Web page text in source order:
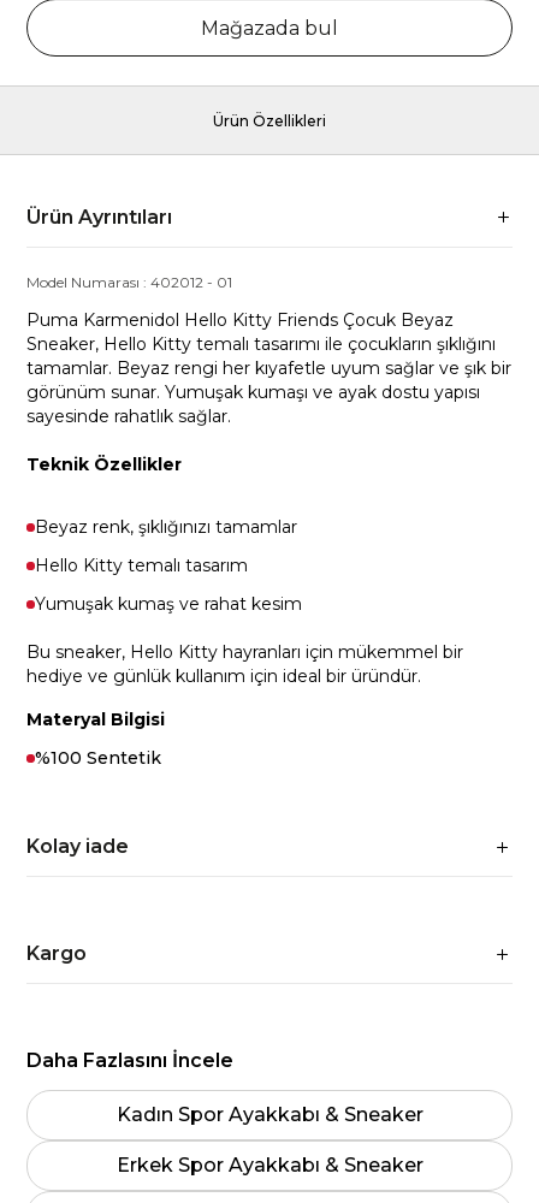
Mağazada bul
Ürün Özellikleri
Ürün Ayrıntıları
Model Numarası :402012 - 01
Puma Karmenidol Hello Kitty Friends Çocuk Beyaz
Sneaker, Hello Kitty temalı tasarımı ile çocukların şıklığını
tamamlar. Beyaz rengi her kıyafetle uyum sağlar ve şık bir
görünüm sunar. Yumuşak kumaşı ve ayak dostu yapısı
sayesinde rahatlık sağlar.
Teknik Özellikler
Beyaz renk, şıklığınızı tamamlar
Hello Kitty temalı tasarım
Yumuşak kumaş ve rahat kesim
Bu sneaker, Hello Kitty hayranları için mükemmel bir
hediye ve günlük kullanım için ideal bir üründür.
Materyal Bilgisi
%100 Sentetik
Kolay iade
Kargo
Daha Fazlasını İncele
Kadın Spor Ayakkabı & Sneaker
Erkek Spor Ayakkabı & Sneaker